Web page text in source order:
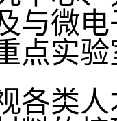
与微
点实
各类